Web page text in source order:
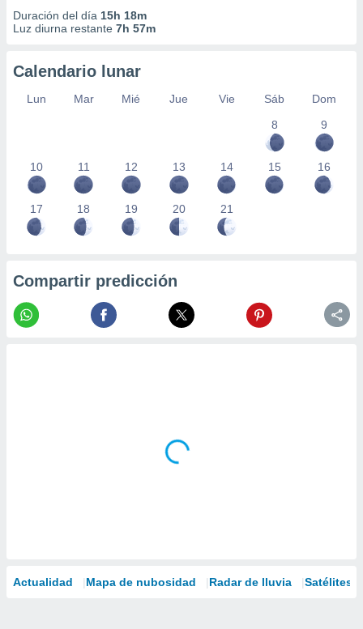
Duración del día 15h 18m
Luz diurna restante 7h 57m
Calendario lunar
Lun Mar Mié Jue Vie Sáb
Dom
8
9
10 11 12 13 14 15 16
17 18 19 20 21
Compartir predicción
Actualidad Mapa de nubosidad Radar de lluvia Satélites